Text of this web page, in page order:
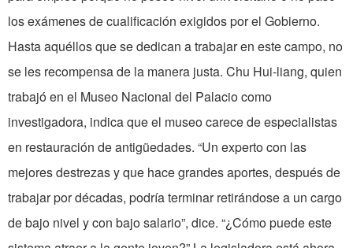
los exámenes de cualificación exigidos por el Gobierno.
Hasta aquéllos que se dedican a trabajar en este campo, no
se les recompensa de la manera justa. Chu Hui-liang, quien
trabajó en el Museo Nacional del Palacio como
investigadora, indica que el museo carece de especialistas
en restauración de antigüedades. “Un experto con las
mejores destrezas y que hace grandes aportes, después de
trabajar por décadas, podría terminar retirándose a un cargo
de bajo nivel y con bajo salario”, dice. “¿Cómo puede este